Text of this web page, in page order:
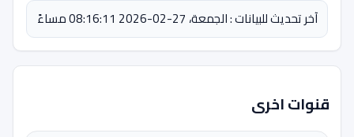
آخر تحديث للبيانات : الجمعة، 27-02-2026 08:16:11 مساءً
قنوات اخرى